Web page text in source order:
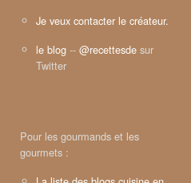
Je veux contacter le créateur.
le blog -- @recettesde sur
Twitter
Pour les gourmands et les
gourmets :